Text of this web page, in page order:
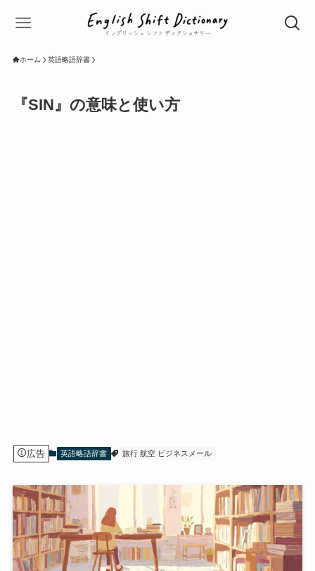
ホーム 英語略語辞書
『SIN』の意味と使い方
広告 英語略語辞書 旅行 航空 ビジネスメール